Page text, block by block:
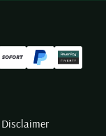
Disclaimer